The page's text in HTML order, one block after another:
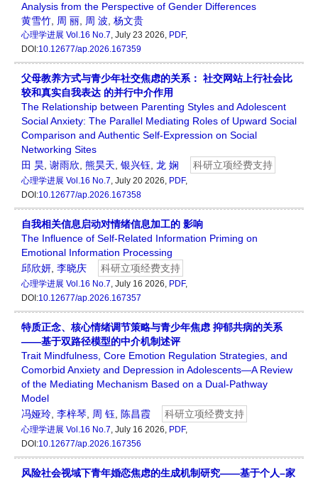
Analysis from the Perspective of Gender Differences
黄雪竹
周 丽 周 波 杨文贵
心理学进展 Vol.16 No.7, July 23 2026, PDF,
DOI:10.12677/ap.2026.167359
父母教养方式与青少年社交焦虑的关系： 社交网站上行社会比
较和真实自我表达 的并行中介作用
The Relationship between Parenting Styles and Adolescent
Social Anxiety: The Parallel Mediating Roles of Upward Social
Comparison and Authentic Self-Expression on Social
Networking Sites
田 昊 谢雨欣 熊昊天 银兴钰 龙 娴 科研立项经费支持
心理学进展 Vol.16 No.7, July 20 2026, PDF,
DOI:10.12677/ap.2026.167358
自我相关信息启动对情绪信息加工的 影响
The Influence of Self-Related Information Priming on
Emotional Information Processing
邱欣妍 李晓庆 科研立项经费支持
心理学进展 Vol.16 No.7, July 16 2026, PDF,
DOI:10.12677/ap.2026.167357
特质正念、核心情绪调节策略与青少年焦虑 抑郁共病的关系
——基于双路径模型的中介机制述评
Trait Mindfulness, Core Emotion Regulation Strategies, and
Comorbid Anxiety and Depression in Adolescents—A Review
of the Mediating Mechanism Based on a Dual-Pathway
Model
冯娅玲 李梓琴 周 钰 陈昌霞 科研立项经费支持
心理学进展 Vol.16 No.7, July 16 2026, PDF,
DOI:10.12677/ap.2026.167356
风险社会视域下青年婚恋焦虑的生成机制研究——基于个人–家